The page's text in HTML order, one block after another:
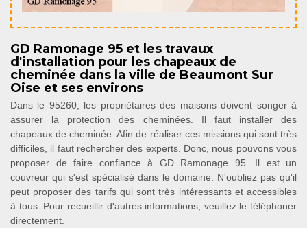
GD Ramonage 95 et les travaux
d'installation pour les chapeaux de
cheminée dans la ville de Beaumont Sur
Oise et ses environs
Dans le 95260, les propriétaires des maisons doivent songer à
assurer la protection des cheminées. Il faut installer des
chapeaux de cheminée. Afin de réaliser ces missions qui sont très
difficiles, il faut rechercher des experts. Donc, nous pouvons vous
proposer de faire confiance à GD Ramonage 95. Il est un
couvreur qui s'est spécialisé dans le domaine. N'oubliez pas qu'il
peut proposer des tarifs qui sont très intéressants et accessibles
à tous. Pour recueillir d'autres informations, veuillez le téléphoner
directement.